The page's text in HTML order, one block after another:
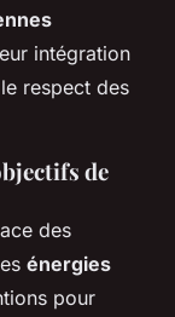
intégration
respect des
de
des
énergies
pour